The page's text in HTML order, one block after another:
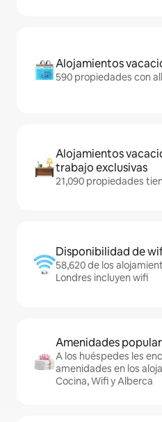
Alojamientos
590 propiedades con
Alojamientos
trabajo exclusivas
21,090 propiedades
Disponibilidad de
58,620 de los
Londres incluyen wifi
Amenidades
A los huéspedes les
amenidades en los
Cocina, Wifi y Alberca